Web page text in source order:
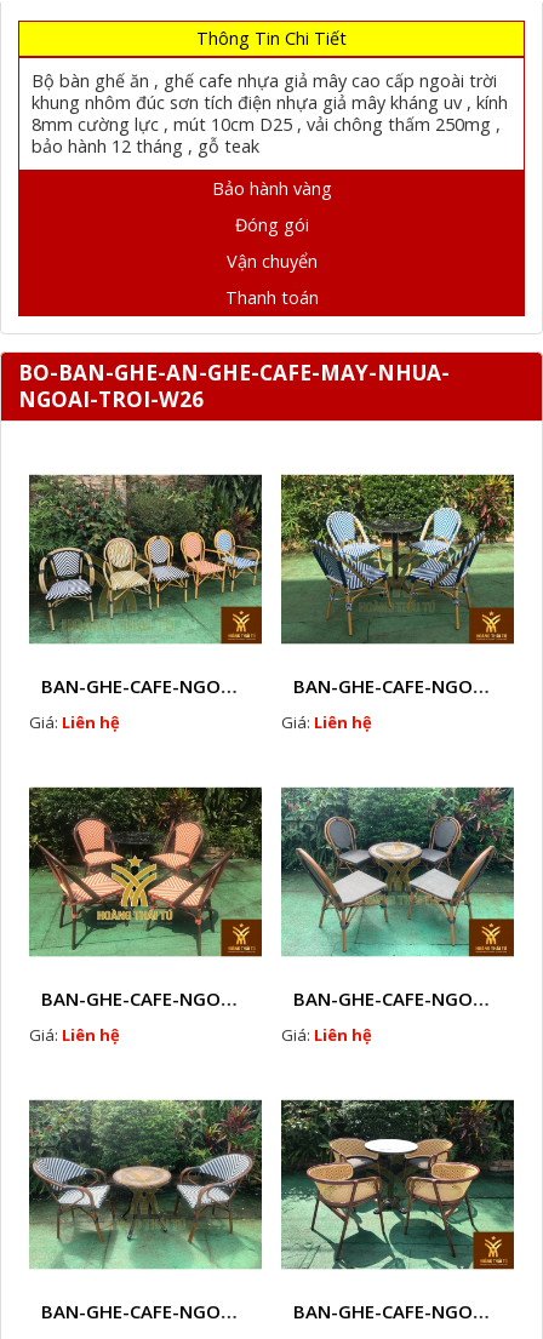
Thông Tin Chi Tiết
Bộ bàn ghế ăn , ghế cafe nhựa giả mây cao cấp ngoài trời
khung nhôm đúc sơn tích điện nhựa giả mây kháng uv , kính
8mm cường lực , mút 10cm D25 , vải chông thấm 250mg ,
bảo hành 12 tháng , gỗ teak
Bảo hành vàng
Đóng gói
Vận chuyển
Thanh toán
BO-BAN-GHE-AN-GHE-CAFE-MAY-NHUA-
NGOAI-TROI-W26
BAN-GHE-CAFE-NGOAI-TROI-J3
Giá: Liên hệ
BAN-GHE-CAFE-NGOAI-TROI-J1
Giá: Liên hệ
BAN-GHE-CAFE-NGOAI-TROI-J2
Giá: Liên hệ
BAN-GHE-CAFE-NGOAI-TROI-J4
Giá: Liên hệ
BAN-GHE-CAFE-NGOAI-TROI-J5 BAN-GHE-CAFE-NGOAI-TROI-J6